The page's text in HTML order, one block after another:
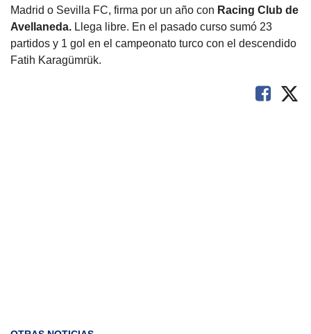
Madrid o Sevilla FC, firma por un año con Racing Club de
Avellaneda. Llega libre. En el pasado curso sumó 23
partidos y 1 gol en el campeonato turco con el descendido
Fatih Karagümrük.